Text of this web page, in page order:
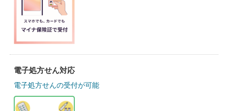
電子処方せん対応
電子処方せんの受付が可能